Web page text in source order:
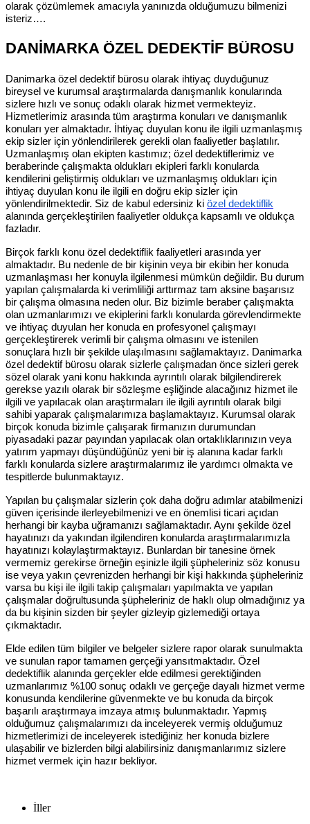
olarak çözümlemek amacıyla yanınızda olduğumuzu bilmenizi
isteriz….
DANİMARKA ÖZEL DEDEKTİF BÜROSU
Danimarka özel dedektif bürosu olarak ihtiyaç duyduğunuz
bireysel ve kurumsal araştırmalarda danışmanlık konularında
sizlere hızlı ve sonuç odaklı olarak hizmet vermekteyiz.
Hizmetlerimiz arasında tüm araştırma konuları ve danışmanlık
konuları yer almaktadır. İhtiyaç duyulan konu ile ilgili uzmanlaşmış
ekip sizler için yönlendirilerek gerekli olan faaliyetler başlatılır.
Uzmanlaşmış olan ekipten kastımız; özel dedektiflerimiz ve
beraberinde çalışmakta oldukları ekipleri farklı konularda
kendilerini geliştirmiş oldukları ve uzmanlaşmış oldukları için
ihtiyaç duyulan konu ile ilgili en doğru ekip sizler için
yönlendirilmektedir. Siz de kabul edersiniz ki özel dedektiflik
alanında gerçekleştirilen faaliyetler oldukça kapsamlı ve oldukça
fazladır.
Birçok farklı konu özel dedektiflik faaliyetleri arasında yer
almaktadır. Bu nedenle de bir kişinin veya bir ekibin her konuda
uzmanlaşması her konuyla ilgilenmesi mümkün değildir. Bu durum
yapılan çalışmalarda ki verimliliği arttırmaz tam aksine başarısız
bir çalışma olmasına neden olur. Biz bizimle beraber çalışmakta
olan uzmanlarımızı ve ekiplerini farklı konularda görevlendirmekte
ve ihtiyaç duyulan her konuda en profesyonel çalışmayı
gerçekleştirerek verimli bir çalışma olmasını ve istenilen
sonuçlara hızlı bir şekilde ulaşılmasını sağlamaktayız. Danimarka
özel dedektif bürosu olarak sizlerle çalışmadan önce sizleri gerek
sözel olarak yani konu hakkında ayrıntılı olarak bilgilendirerek
gerekse yazılı olarak bir sözleşme eşliğinde alacağınız hizmet ile
ilgili ve yapılacak olan araştırmaları ile ilgili ayrıntılı olarak bilgi
sahibi yaparak çalışmalarımıza başlamaktayız. Kurumsal olarak
birçok konuda bizimle çalışarak firmanızın durumundan
piyasadaki pazar payından yapılacak olan ortaklıklarınızın veya
yatırım yapmayı düşündüğünüz yeni bir iş alanına kadar farklı
farklı konularda sizlere araştırmalarımız ile yardımcı olmakta ve
tespitlerde bulunmaktayız.
Yapılan bu çalışmalar sizlerin çok daha doğru adımlar atabilmenizi
güven içerisinde ilerleyebilmenizi ve en önemlisi ticari açıdan
herhangi bir kayba uğramanızı sağlamaktadır. Aynı şekilde özel
hayatınızı da yakından ilgilendiren konularda araştırmalarımızla
hayatınızı kolaylaştırmaktayız. Bunlardan bir tanesine örnek
vermemiz gerekirse örneğin eşinizle ilgili şüpheleriniz söz konusu
ise veya yakın çevrenizden herhangi bir kişi hakkında şüpheleriniz
varsa bu kişi ile ilgili takip çalışmaları yapılmakta ve yapılan
çalışmalar doğrultusunda şüpheleriniz de haklı olup olmadığınız ya
da bu kişinin sizden bir şeyler gizleyip gizlemediği ortaya
çıkmaktadır.
Elde edilen tüm bilgiler ve belgeler sizlere rapor olarak sunulmakta
ve sunulan rapor tamamen gerçeği yansıtmaktadır. Özel
dedektiflik alanında gerçekler elde edilmesi gerektiğinden
uzmanlarımız %100 sonuç odaklı ve gerçeğe dayalı hizmet verme
konusunda kendilerine güvenmekte ve bu konuda da birçok
başarılı araştırmaya imzaya atmış bulunmaktadır. Yapmış
olduğumuz çalışmalarımızı da inceleyerek vermiş olduğumuz
hizmetlerimizi de inceleyerek istediğiniz her konuda bizlere
ulaşabilir ve bizlerden bilgi alabilirsiniz danışmanlarımız sizlere
hizmet vermek için hazır bekliyor.
İller